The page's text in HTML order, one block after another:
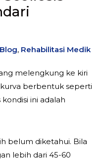
Blog, Rehabilitasi Medik
melengkung ke kiri
berbentuk seperti
kondisi ini adalah
belum diketahui. Bila
lebih dari 45-60